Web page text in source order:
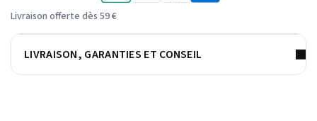
Livraison offerte dès 59 €
LIVRAISON, GARANTIES ET CONSEIL